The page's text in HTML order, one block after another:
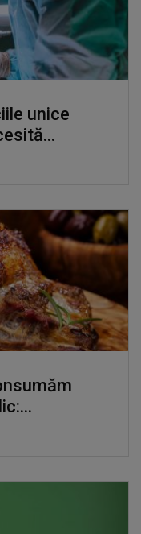
unice